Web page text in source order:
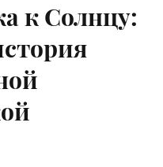
к Солнцу: